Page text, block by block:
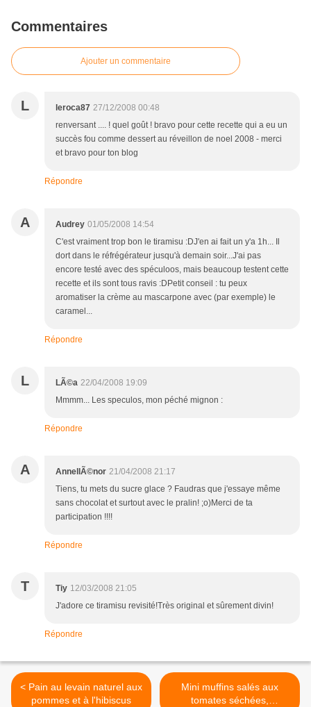
Commentaires
Ajouter un commentaire
L leroca87 27/12/2008 00:48
renversant .... ! quel goût ! bravo pour cette recette qui a eu un
succès fou comme dessert au réveillon de noel 2008 - merci
et bravo pour ton blog
Répondre
A Audrey 01/05/2008 14:54
C'est vraiment trop bon le tiramisu :DJ'en ai fait un y'a 1h... Il
dort dans le réfrégérateur jusqu'à demain soir...J'ai pas
encore testé avec des spéculoos, mais beaucoup testent cette
recette et ils sont tous ravis :DPetit conseil : tu peux
aromatiser la crème au mascarpone avec (par exemple) le
caramel...
Répondre
L LÃ©a 22/04/2008 19:09
Mmmm... Les speculos, mon péché mignon :
Répondre
A AnnellÃ©nor 21/04/2008 21:17
Tiens, tu mets du sucre glace ? Faudras que j'essaye même
sans chocolat et surtout avec le pralin! ;o)Merci de ta
participation !!!!
Répondre
T Tiy 12/03/2008 21:05
J'adore ce tiramisu revisité!Très original et sûrement divin!
Répondre
< Pain au levain naturel aux
pommes et à l'hibiscus
Mini muffins salés aux
tomates séchées,